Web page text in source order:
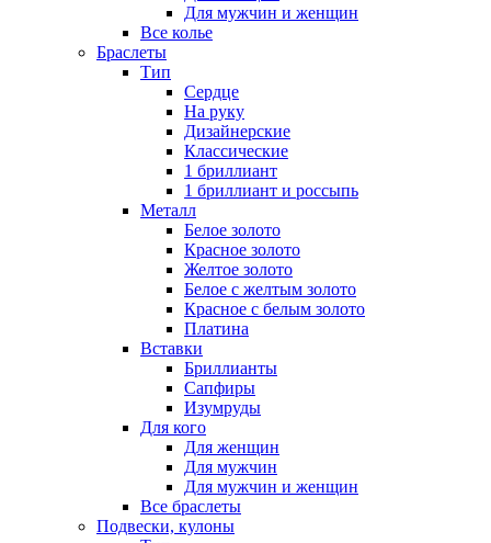
Для мужчин и женщин
Все колье
Браслеты
Тип
Сердце
На руку
Дизайнерские
Классические
1 бриллиант
1 бриллиант и россыпь
Металл
Белое золото
Красное золото
Желтое золото
Белое с желтым золото
Красное с белым золото
Платина
Вставки
Бриллианты
Сапфиры
Изумруды
Для кого
Для женщин
Для мужчин
Для мужчин и женщин
Все браслеты
Подвески, кулоны